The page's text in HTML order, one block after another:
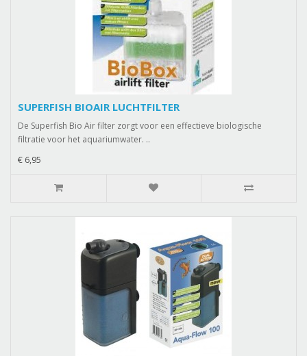
SUPERFISH BIOAIR LUCHTFILTER
De Superfish Bio Air filter zorgt voor een effectieve biologische
filtratie voor het aquariumwater. ..
€ 6,95